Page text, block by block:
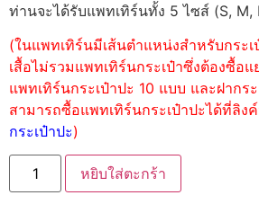
ท่านจะได้รับแพทเทิร์นทั้ง 5 ไซส์ (S, M,
(ในแพทเทิร์นมีเส้นตำแหน่งสำหรับกระ
เสื้อไม่รวมแพทเทิร์นกระเป๋าซึ่งต้องซื้อ
แพทเทิร์นกระเป๋าปะ 10 แบบ และฝากร
สามารถซื้อแพทเทิร์นกระเป๋าปะได้ที่ลิง
กระเป๋าปะ)
หยิบใส่ตะกร้า